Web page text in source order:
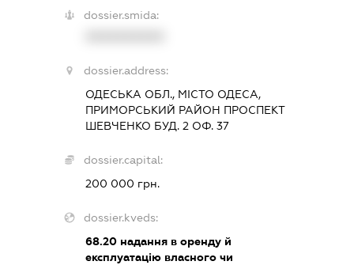
dossier.smida:
dossier.address:
ОДЕСЬКА ОБЛ., МІСТО ОДЕСА,
ПРИМОРСЬКИЙ РАЙОН ПРОСПЕКТ
ШЕВЧЕНКО БУД. 2 ОФ. 37
dossier.capital:
200 000 грн.
dossier.kveds:
68.20надання в оренду й
експлуатацію власного чи